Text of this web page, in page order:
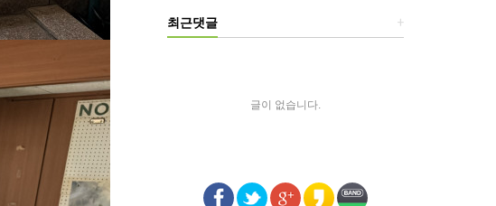
+
최근댓글
글이 없습니다.